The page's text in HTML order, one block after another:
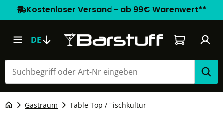
Kostenloser Versand - ab 99€ Warenwert**
DE Warenkorb
Gastraum Table Top / Tischkultur